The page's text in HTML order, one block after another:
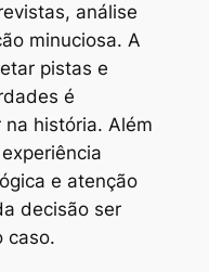
análise
minuciosa. A
pistas e
é
história. Além
e atenção
decisão ser
caso.